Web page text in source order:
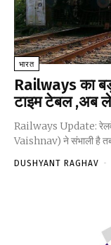
भारत
Railways का
टाइम टेबल ,अब
Railways Update: रेलवे
Vaishnav) ने संभाली है
DUSHYANT RAGHAV -